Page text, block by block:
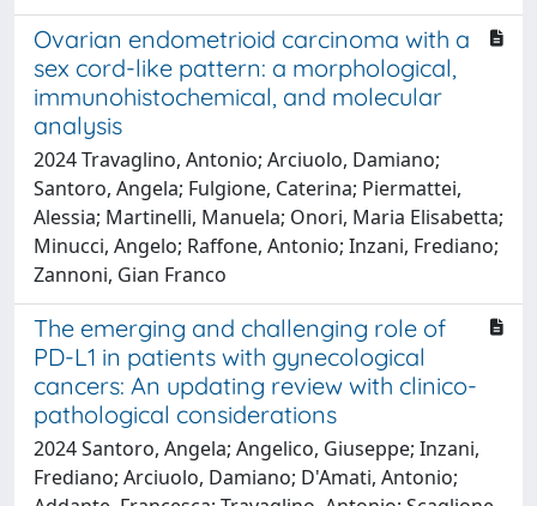
Ovarian endometrioid carcinoma with a
sex cord-like pattern: a morphological,
immunohistochemical, and molecular
analysis
2024 Travaglino, Antonio; Arciuolo, Damiano;
Santoro, Angela; Fulgione, Caterina; Piermattei,
Alessia; Martinelli, Manuela; Onori, Maria Elisabetta;
Minucci, Angelo; Raffone, Antonio; Inzani, Frediano;
Zannoni, Gian Franco
The emerging and challenging role of
PD-L1 in patients with gynecological
cancers: An updating review with clinico-
pathological considerations
2024 Santoro, Angela; Angelico, Giuseppe; Inzani,
Frediano; Arciuolo, Damiano; D'Amati, Antonio;